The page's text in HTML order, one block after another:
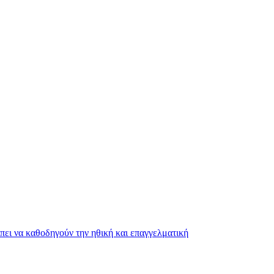
να καθοδηγούν την ηθική και επαγγελματική